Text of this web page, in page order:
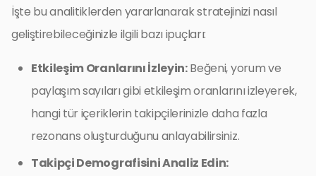
İşte bu analitiklerden yararlanarak stratejinizi nasıl
geliştirebileceğinizle ilgili bazı ipuçları:
Etkileşim Oranlarını İzleyin:Beğeni, yorum ve
paylaşım sayıları gibi etkileşim oranlarını izleyerek,
hangi tür içeriklerin takipçilerinizle daha fazla
rezonans oluşturduğunu anlayabilirsiniz.
Takipçi Demografisini Analiz Edin: